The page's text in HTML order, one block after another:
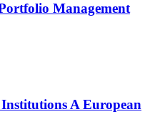
Management
A European